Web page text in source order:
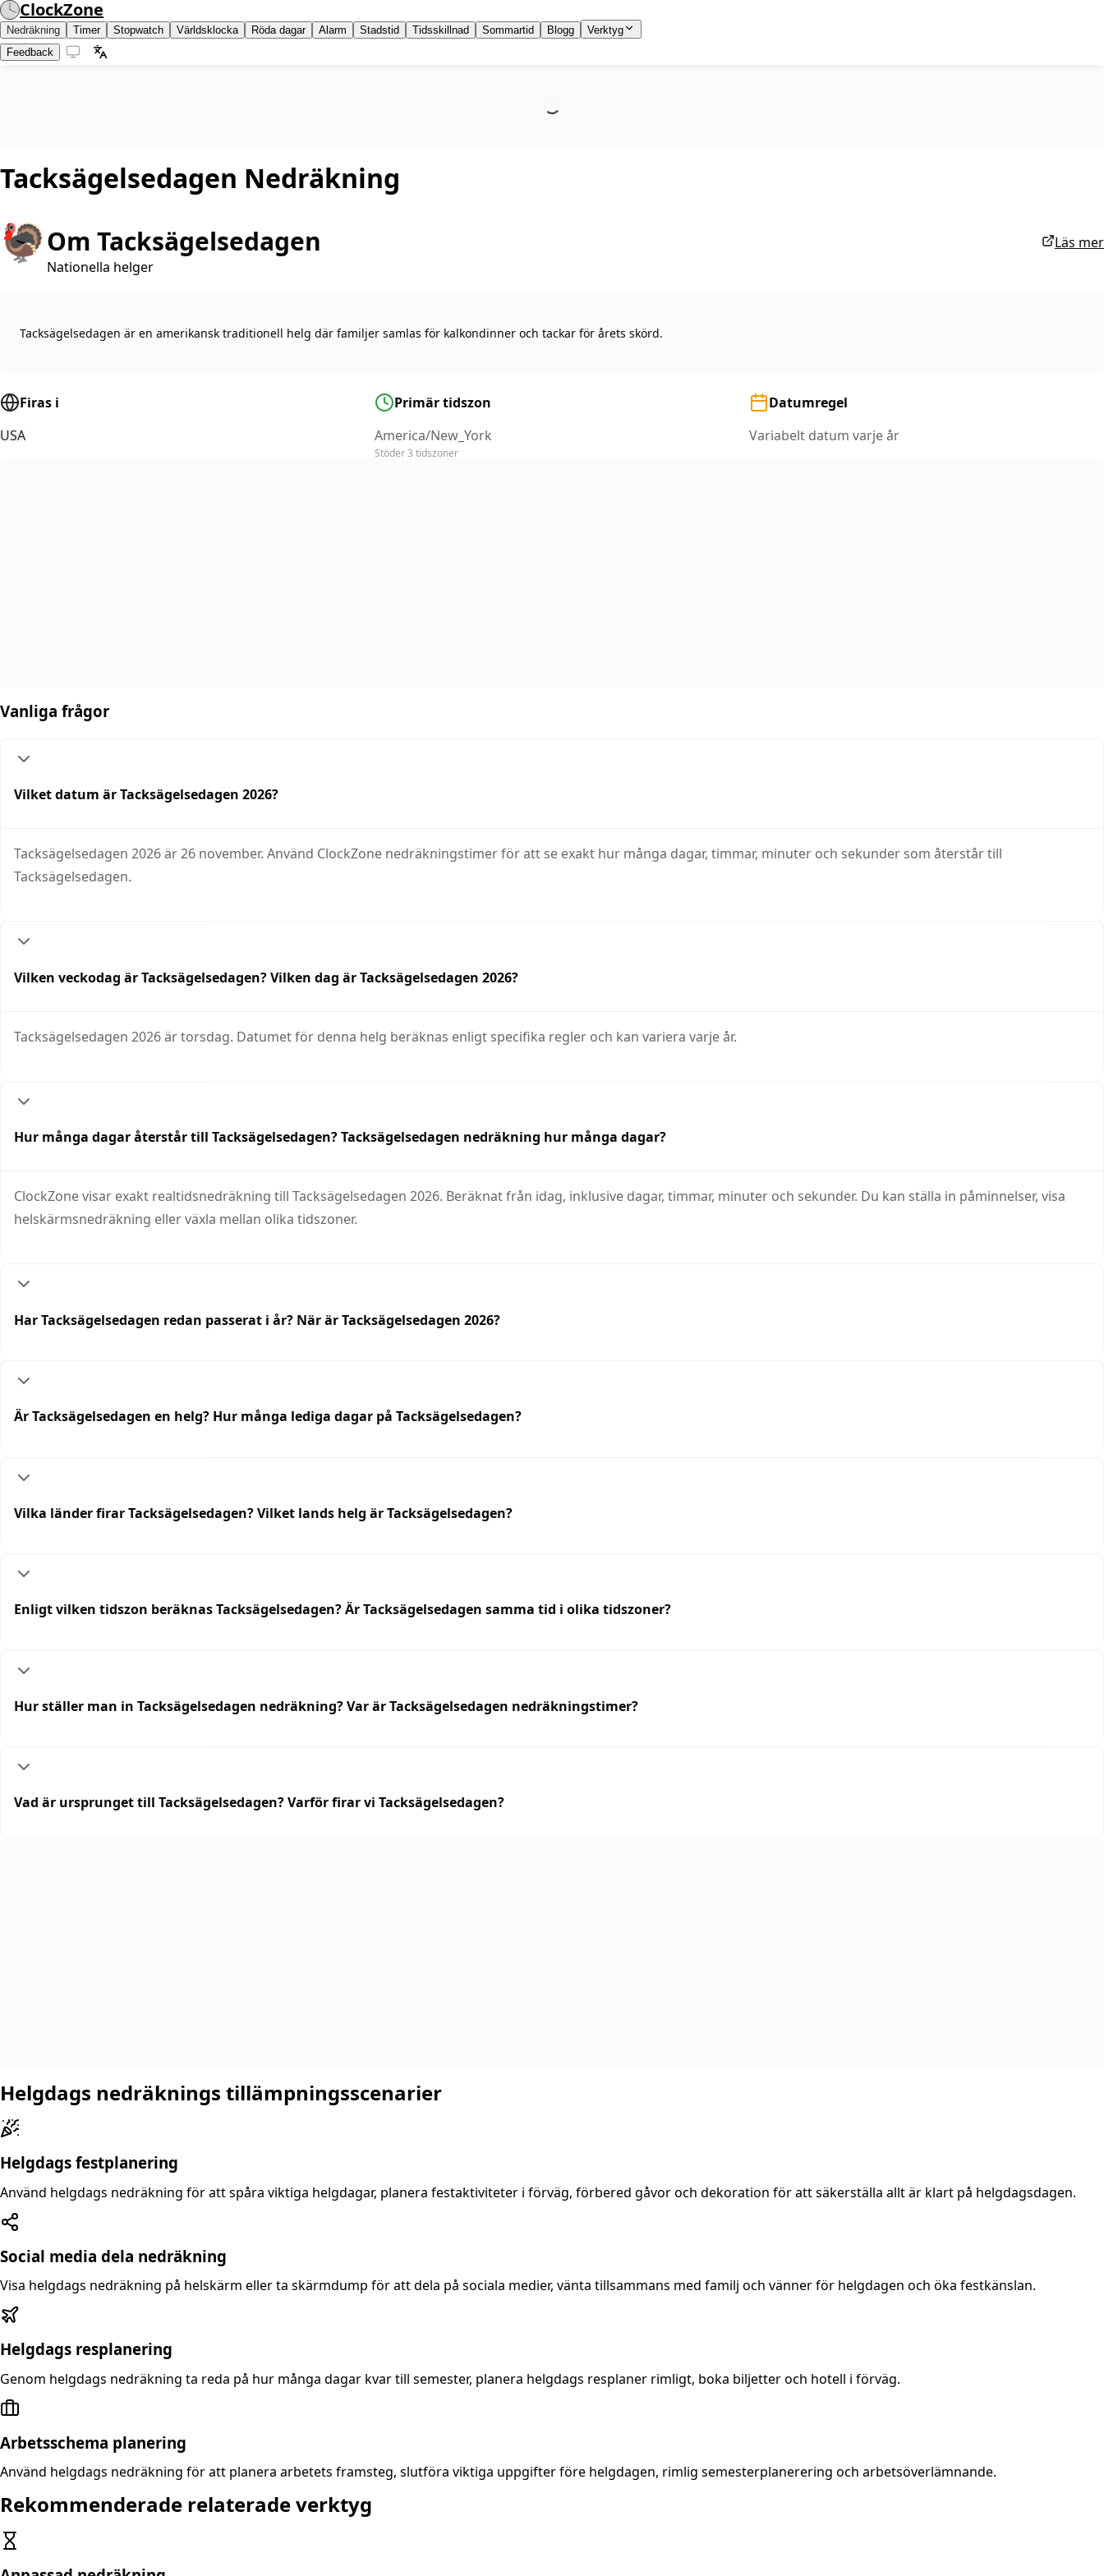
ClockZone
Nedräkning Timer Stopwatch Världsklocka Röda dagar Alarm Stadstid Tidsskillnad Sommartid Blogg
Verktyg
Feedback
Tacksägelsedagen Nedräkning
🦃Om Tacksägelsedagen
Nationella helger
Läs mer
Tacksägelsedagen är en amerikansk traditionell helg där familjer samlas för kalkondinner och tackar för årets skörd.
Firas i
USA
Primär tidszon
America/New_York
Stöder 3 tidszoner
Datumregel
Variabelt datum varje år
Vanliga frågor
Vilket datum är Tacksägelsedagen 2026?
Tacksägelsedagen 2026 är 26 november. Använd ClockZone nedräkningstimer för att se exakt hur många dagar, timmar, minuter och sekunder som återstår till
Tacksägelsedagen.
Vilken veckodag är Tacksägelsedagen? Vilken dag är Tacksägelsedagen 2026?
Tacksägelsedagen 2026 är torsdag. Datumet för denna helg beräknas enligt specifika regler och kan variera varje år.
Hur många dagar återstår till Tacksägelsedagen? Tacksägelsedagen nedräkning hur många dagar?
ClockZone visar exakt realtidsnedräkning till Tacksägelsedagen 2026. Beräknat från idag, inklusive dagar, timmar, minuter och sekunder. Du kan ställa in påminnelser, visa
helskärmsnedräkning eller växla mellan olika tidszoner.
Har Tacksägelsedagen redan passerat i år? När är Tacksägelsedagen 2026?
Är Tacksägelsedagen en helg? Hur många lediga dagar på Tacksägelsedagen?
Vilka länder firar Tacksägelsedagen? Vilket lands helg är Tacksägelsedagen?
Enligt vilken tidszon beräknas Tacksägelsedagen? Är Tacksägelsedagen samma tid i olika tidszoner?
Hur ställer man in Tacksägelsedagen nedräkning? Var är Tacksägelsedagen nedräkningstimer?
Vad är ursprunget till Tacksägelsedagen? Varför firar vi Tacksägelsedagen?
Helgdags nedräknings tillämpningsscenarier
Helgdags festplanering
Använd helgdags nedräkning för att spåra viktiga helgdagar, planera festaktiviteter i förväg, förbered gåvor och dekoration för att säkerställa allt är klart på helgdagsdagen.
Social media dela nedräkning
Visa helgdags nedräkning på helskärm eller ta skärmdump för att dela på sociala medier, vänta tillsammans med familj och vänner för helgdagen och öka festkänslan.
Helgdags resplanering
Genom helgdags nedräkning ta reda på hur många dagar kvar till semester, planera helgdags resplaner rimligt, boka biljetter och hotell i förväg.
Arbetsschema planering
Använd helgdags nedräkning för att planera arbetets framsteg, slutföra viktiga uppgifter före helgdagen, rimlig semesterplanerering och arbetsöverlämnande.
Rekommenderade relaterade verktyg